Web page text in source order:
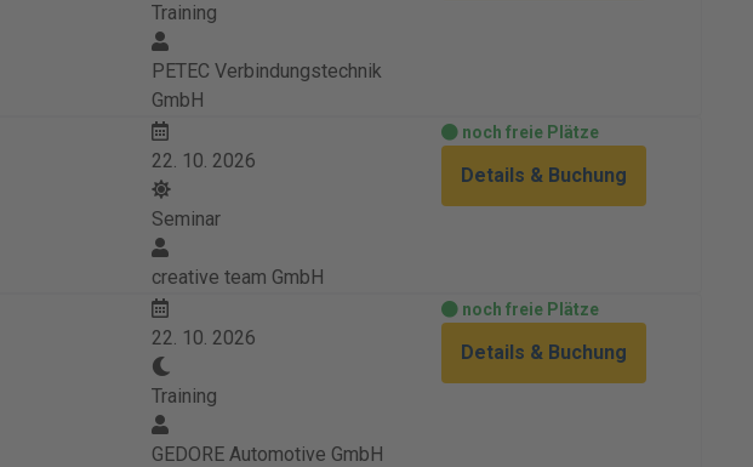
Training
PETEC Verbindungstechnik
GmbH
22. 10. 2026
Seminar
creative team GmbH
noch freie Plätze
Details & Buchung
22. 10. 2026
Training
GEDORE Automotive GmbH
noch freie Plätze
Details & Buchung